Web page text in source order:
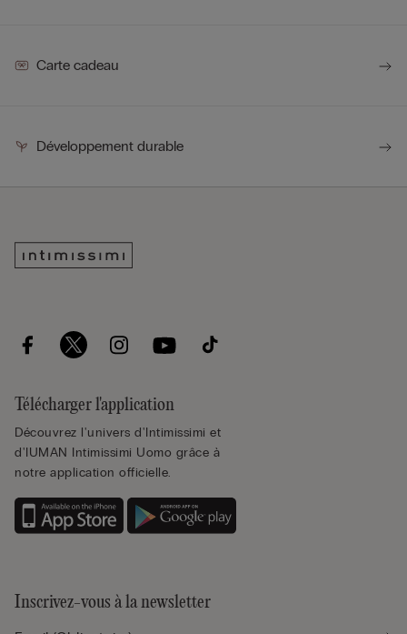
Carte cadeau
Développement durable
Télécharger l'application
Découvrez l'univers d'Intimissimi et
d'IUMAN Intimissimi Uomo grâce à
notre application officielle.
Inscrivez-vous à la newsletter